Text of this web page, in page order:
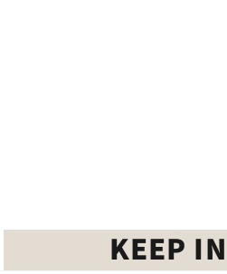
KEEP